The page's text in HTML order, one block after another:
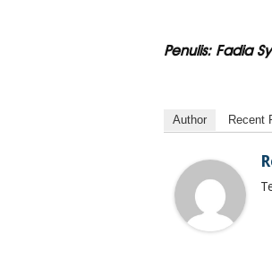
Penulis: Fadia
Author Recent